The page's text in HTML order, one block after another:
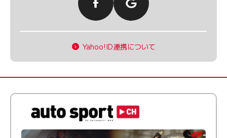
Yahoo!ID連携について